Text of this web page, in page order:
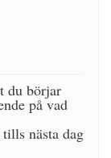
du börjar
på vad
nästa dag